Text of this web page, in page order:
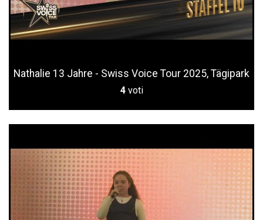
Nathalie 13 Jahre - Swiss Voice Tour 2025, Tägipark
4 voti